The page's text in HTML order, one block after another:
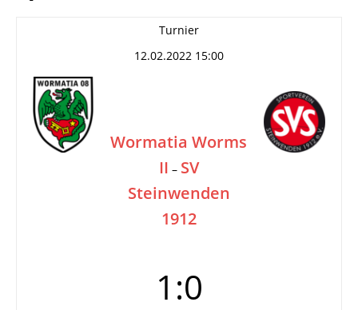
Turnier
12.02.2022 15:00
Wormatia Worms
II – SV
Steinwenden
1912
1:0